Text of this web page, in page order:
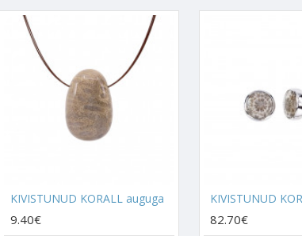
ülimalt kasulik. Tegemist on kristalliga, mis aitab
Telepaatia tekib inimeste vahel, kes on hingeliselt
paremini mõista teist inimest, tunda tema
lähedal ülemistele Tšakratele, näiteks ripatsina
ühendus kiiresti.
ühendust surnud inimeste hingedega, kes ei ole veel
ainult hinge tasandil. Meediumite jaoks on Kivistunud
juhatab alateadlikult õigeid ja parimaid valikuid
KIVISTUNUD KORALL auguga
9.40€ 82.70€